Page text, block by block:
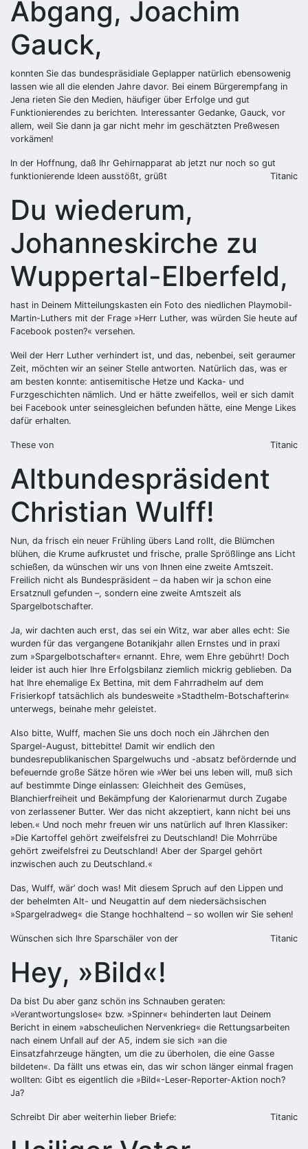
Abgang, Joachim
Gauck,
konnten Sie das bundespräsidiale Geplapper natürlich ebensowenig
lassen wie all die elenden Jahre davor. Bei einem Bürgerempfang in
Jena rieten Sie den Medien, häufiger über Erfolge und gut
Funktionierendes zu berichten. Interessanter Gedanke, Gauck, vor
allem, weil Sie dann ja gar nicht mehr im geschätzten Preßwesen
vorkämen!
In der Hoffnung, daß Ihr Gehirnapparat ab jetzt nur noch so gut
funktionierende Ideen ausstößt, grüßt
Titanic
Du wiederum,
Johanneskirche zu
Wuppertal-Elberfeld,
hast in Deinem Mitteilungskasten ein Foto des niedlichen Playmobil-
Martin-Luthers mit der Frage »Herr Luther, was würden Sie heute auf
Facebook posten?« versehen.
Weil der Herr Luther verhindert ist, und das, nebenbei, seit geraumer
Zeit, möchten wir an seiner Stelle antworten. Natürlich das, was er
am besten konnte: antisemitische Hetze und Kacka- und
Furzgeschichten nämlich. Und er hätte zweifellos, weil er sich damit
bei Facebook unter seinesgleichen befunden hätte, eine Menge Likes
dafür erhalten.
These von Titanic
Altbundespräsident
Christian Wulff!
Nun, da frisch ein neuer Frühling übers Land rollt, die Blümchen
blühen, die Krume aufkrustet und frische, pralle Sprößlinge ans Licht
schießen, da wünschen wir uns von Ihnen eine zweite Amtszeit.
Freilich nicht als Bundespräsident – da haben wir ja schon eine
Ersatznull gefunden –, sondern eine zweite Amtszeit als
Spargelbotschafter.
Ja, wir dachten auch erst, das sei ein Witz, war aber alles echt: Sie
wurden für das vergangene Botanikjahr allen Ernstes und in praxi
zum »Spargelbotschafter« ernannt. Ehre, wem Ehre gebührt! Doch
leider ist auch hier Ihre Erfolgsbilanz ziemlich mickrig geblieben. Da
hat Ihre ehemalige Ex Bettina, mit dem Fahrradhelm auf dem
Frisierkopf tatsächlich als bundesweite »Stadthelm-Botschafterin«
unterwegs, beinahe mehr geleistet.
Also bitte, Wulff, machen Sie uns doch noch ein Jährchen den
Spargel-August, bittebitte! Damit wir endlich den
bundesrepublikanischen Spargelwuchs und -absatz befördernde und
befeuernde große Sätze hören wie »Wer bei uns leben will, muß sich
auf bestimmte Dinge einlassen: Gleichheit des Gemüses,
Blanchierfreiheit und Bekämpfung der Kalorienarmut durch Zugabe
von zerlassener Butter. Wer das nicht akzeptiert, kann nicht bei uns
leben.« Und noch mehr freuen wir uns natürlich auf Ihren Klassiker:
»Die Kartoffel gehört zweifelsfrei zu Deutschland! Die Mohrrübe
gehört zweifelsfrei zu Deutschland! Aber der Spargel gehört
inzwischen auch zu Deutschland.«
Das, Wulff, wär’ doch was! Mit diesem Spruch auf den Lippen und
der behelmten Alt- und Neugattin auf dem niedersächsischen
»Spargelradweg« die Stange hochhaltend – so wollen wir Sie sehen!
Wünschen sich Ihre Sparschäler von der Titanic
Hey, »Bild«!
Da bist Du aber ganz schön ins Schnauben geraten:
»Verantwortungslose« bzw. »Spinner« behinderten laut Deinem
Bericht in einem »abscheulichen Nervenkrieg« die Rettungsarbeiten
nach einem Unfall auf der A5, indem sie sich »an die
Einsatzfahrzeuge hängten, um die zu überholen, die eine Gasse
bildeten«. Da fällt uns etwas ein, das wir schon länger einmal fragen
wollten: Gibt es eigentlich die »Bild«-Leser-Reporter-Aktion noch?
Ja?
Schreibt Dir aber weiterhin lieber Briefe: Titanic